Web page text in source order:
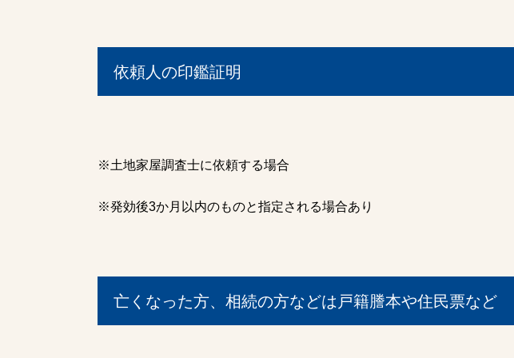
依頼人の印鑑証明
※土地家屋調査士に依頼する場合
※発効後3か月以内のものと指定される場合あり
亡くなった方、相続の方などは戸籍謄本や住民票など